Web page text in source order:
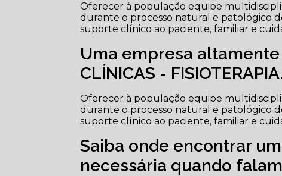
Oferecer à população equipe
durante o processo natural e patológico
suporte clínico ao paciente, familiar e
Uma empresa
CLÍNICAS -
Oferecer à população equipe
durante o processo natural e patológico
suporte clínico ao paciente, familiar e
Saiba onde encontrar
necessária quando